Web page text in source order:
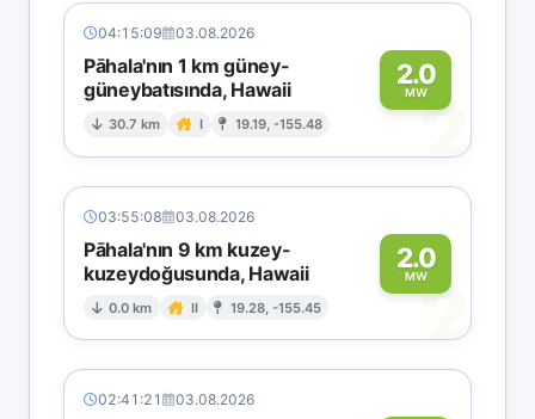
04:15:09 03.08.2026
Pāhala'nın 1 km güney-
güneybatısında, Hawaii
30.7 km I 19.19, -155.48
2.0
MW
2
03:55:08 03.08.2026
Pāhala'nın 9 km kuzey-
kuzeydoğusunda, Hawaii
0.0 km II 19.28, -155.45
2.0
MW2
02:41:21 03.08.2026